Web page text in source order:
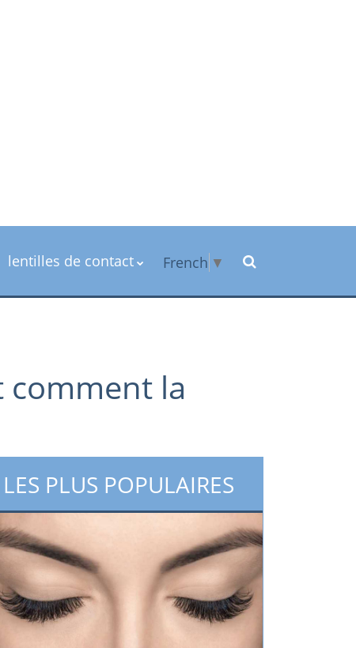
lentilles de contact French ▼
comment la
LES PLUS POPULAIRES